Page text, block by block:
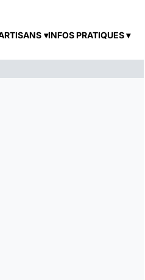
INFOS PRATIQUES